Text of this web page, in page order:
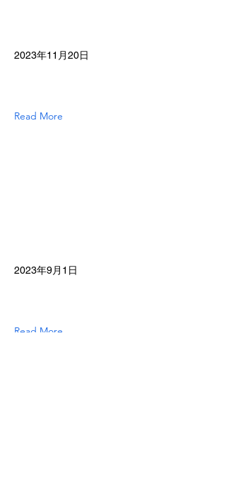
2023年11月20日
Read More
2023年9月1日
Read More